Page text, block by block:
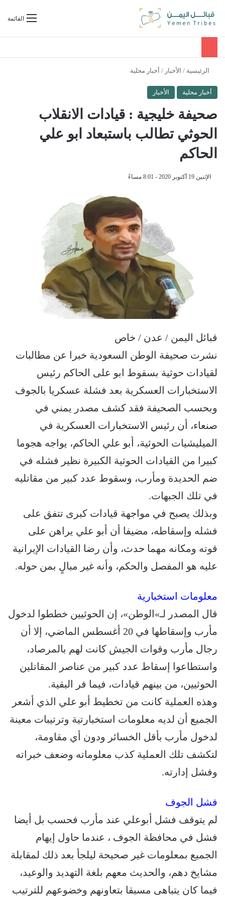
القائمةبحث عن
الرئيسية / الأخبار / أخبار محلية
أخبار محلية الأخبار
صحيفة خليجية : قيادات الانقلاب
الحوثي تطالب باستبعاد ابو علي
الحاكم
الإثنين 19 أكتوبر 2020 - 8:01 مساءً
قبائل اليمن / عدن / خاص
نشرت صحيفة الوطن السعودية خبرا عن مطالبات
لقيادات حوثية بسقوط ابو على الحاكم رئيس
الاستخبارات العسكرية بعد فشلة عسكريا بالجوف
وبحسب الصحيفة فقد كشف مصدر يمني في
صنعاء، أن رئيس الاستخبارات العسكرية في
الميليشيات الحوثية، أبو علي الحاكم، يواجه هجوما
كبيرا من القيادات الحوثية الكبيرة نظير فشله في
ضم الحديدة ومأرب، وسقوط عدد كبير من مقاتليه
في تلك الجبهات.
وبذلك يصبح في مواجهة قيادات كبرى تتفق على
فشله وإسقاطه، مضيفا أن أبو علي يراهن على
قوته ومكانه مهما حدث، وأن رضا القيادات الإيرانية
عليه هو المفصل والحكم، وأنه غير مبالٍ بمن حوله.
معلومات استخبارية
قال المصدر لـ»الوطن»، إن الحوثيين خططوا لدخول
مأرب وإسقاطها في 20 أغسطس الماضي، إلا أن
رجال مأرب وقوات الجيش كانت لهم بالمرصاد،
واستطاعوا إسقاط عدد كبير من عناصر المقاتلين
الحوثيين، من بينهم قيادات، فيما فر البقية.
وهذه العملية كانت من تخطيط أبو علي الذي أشعر
الجميع أن لديه معلومات استخبارتية وترتيبات معينة
لدخول مأرب بأقل الخسائر ودون أي مقاومة،
لتكشف تلك العملية كذب معلوماته وضعف خبراته
وفشل إدارته.
فشل الجوف
لم يتوقف فشل أبوعلي عند مأرب فحسب بل أيضا
فشل في محافظة الجوف ، عندما حاول إيهام
الجميع بمعلومات غير صحيحة ليلجأ بعد ذلك لمقابلة
مشايخ دهم، والحديث معهم بلغة التهديد والوعيد،
فيما كان يتباهى مسبقا بتعاونهم وخضوعهم للترتيب